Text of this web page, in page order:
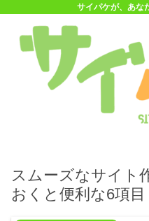
サイパケが、あな
スムーズなサイト
おくと便利な6項目